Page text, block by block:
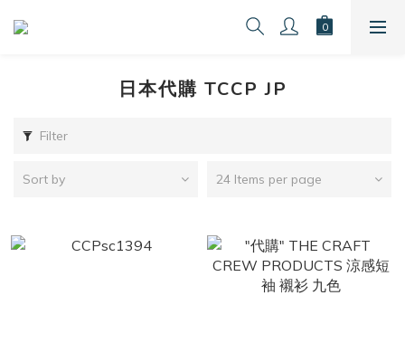
日本代購 TCCP JP
Filter
Sort by 24 Items per page